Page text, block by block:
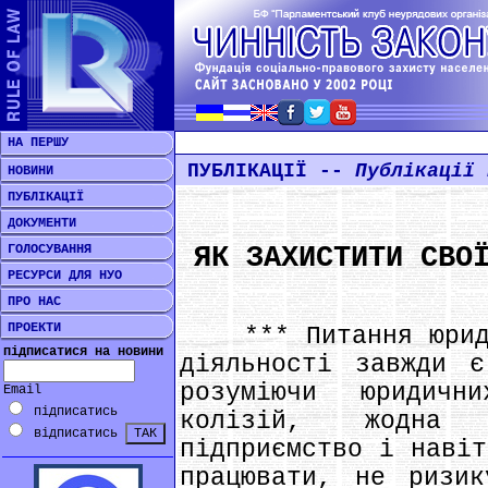
НА ПЕРШУ
НОВИНИ
ПУБЛІКАЦІЇ
ДОКУМЕНТИ
ГОЛОСУВАННЯ
РЕСУРСИ ДЛЯ НУО
ПРО НАС
ПРОЕКТИ
підписатися на новини
Email
підписатись
відписатись
ПУБЛІКАЦІЇ -- Публікації
ЯК ЗАХИСТИТИ
*** Питання
діяльності
розуміючи
колізій, жодна
підприємство і
працювати, не